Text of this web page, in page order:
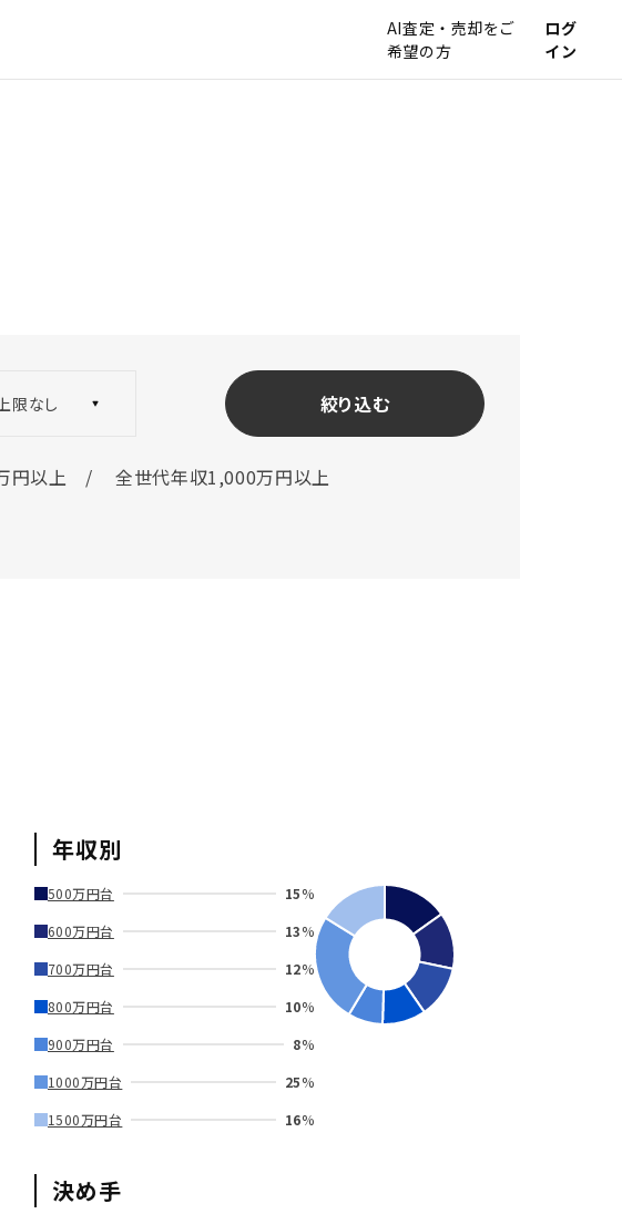
AI査定・売却をご
希望の方
ログ
イン
円以上
全世代年収1,000万円以上
年収別
500万円台 15%
600万円台
13%
700万円台
12%
800万円台
10%
900万円台
8%
1000万円台
25%
1500万円台
16%
決め手